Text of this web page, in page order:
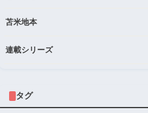
苫米地本
連載シリーズ
タグ